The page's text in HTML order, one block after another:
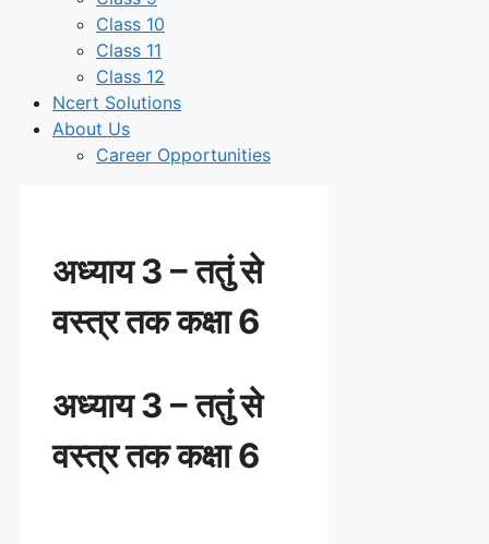
Class 10
Class 11
Class 12
Ncert Solutions
About Us
Career Opportunities
अध्याय 3 – ततुं से
वस्त्र तक कक्षा 6
अध्याय 3 – ततुं से
वस्त्र तक कक्षा 6